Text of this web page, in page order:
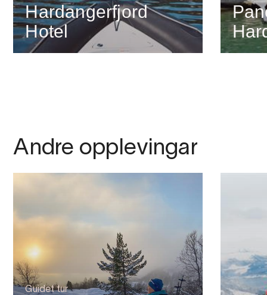
Hardangerfjord
Hotel
Andre opplevingar
Guidet tur